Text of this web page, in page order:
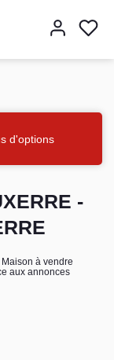
d'options
-
à vendre
aux annonces